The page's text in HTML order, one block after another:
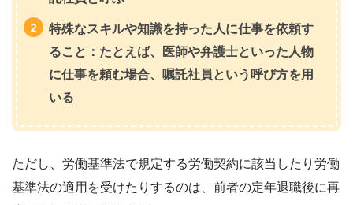
特殊なスキルや知識を持った人に仕事を依頼す
ること：たとえば、医師や弁護士といった人物
に仕事を頼む場合、嘱託社員という呼び方を用
いる
ただし、労働基準法で規定する労働契約に該当したり労働
基準法の適用を受けたりするのは、前者の定年退職後に再